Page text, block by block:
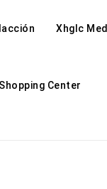
Xhglc
Center